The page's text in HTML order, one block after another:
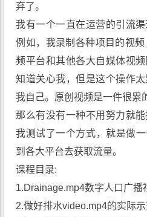
弃了。
我有一个一直在运营的引流渠
例如，我录制各种项目的视
频平台和其他各大自媒体视
知道关心我，但是这个操作
我自己。原创视频是一件很累
那么有没有一种不用努力就能
我测试了一个方式，就是做
到各大平台去获取流量。
课程目录:
1.Drainage.mp4数字人口广播
2.做好排水video.mp4的实际